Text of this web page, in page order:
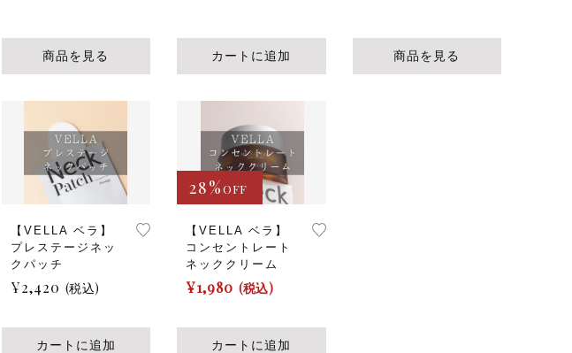
商品を見る カートに追加 商品を見る
ョ
【VELLA ベラ】
プレステージネッ
クパッチ
¥2,420 (税込)
カートに追加
【VELLA ベラ】
コンセントレート
ネッククリーム
¥1,980 (税込)
28%OFF
カートに追加
在庫あり セール
並び順